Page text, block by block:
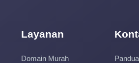
Layanan
Domain Murah